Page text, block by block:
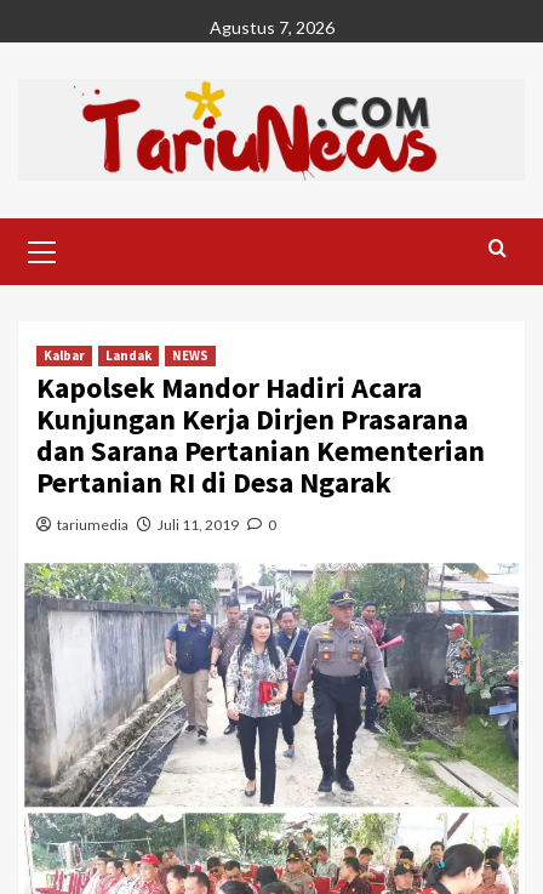
to
Agustus 7, 2026
Menu
Kalbar Landak NEWS
Kapolsek Mandor Hadiri Acara
Kunjungan Kerja Dirjen Prasarana
dan Sarana Pertanian Kementerian
Pertanian RI di Desa Ngarak
tariumedia Juli 11, 2019 0